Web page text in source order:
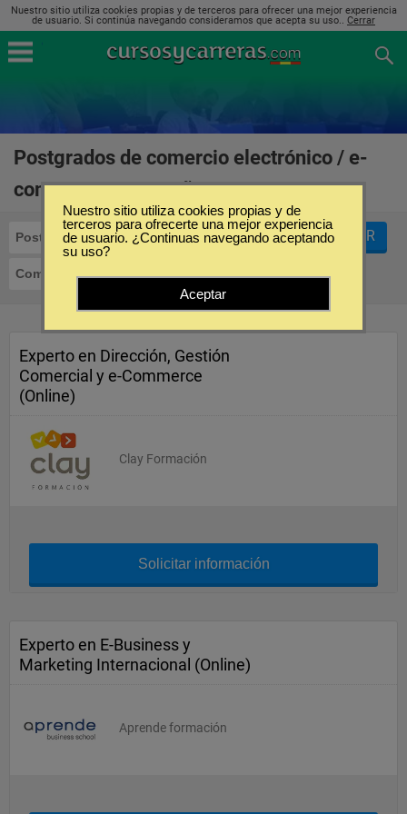
Nuestro sitio utiliza cookies propias y de terceros para ofrecer una mejor experiencia
de usuario. Si continúa navegando consideramos que acepta su uso.. Cerrar
Postgrados de comercio electrónico / e-
commerce en España
Postgrados
Comercio Electrónico / E-Commerce
FILTRAR
Experto en Dirección, Gestión
Comercial y e-Commerce
(Online)
Clay Formación
Solicitar información
Experto en E-Business y
Marketing Internacional (Online)
Aprende formación
Nuestro sitio utiliza cookies propias y de
terceros para ofrecerte una mejor experiencia
de usuario. ¿Continuas navegando aceptando
su uso?
Aceptar